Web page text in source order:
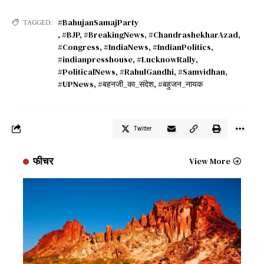
TAGGED:
#BahujanSamajParty
, #BJP, #BreakingNews, #ChandrashekharAzad,
#Congress, #IndiaNews, #IndianPolitics,
#indianpresshouse, #LucknowRally,
#PoliticalNews, #RahulGandhi, #Samvidhan,
#UPNews, #बहनजी_का_संदेश, #बहुजन_नायक
Twitter
फीचर View More